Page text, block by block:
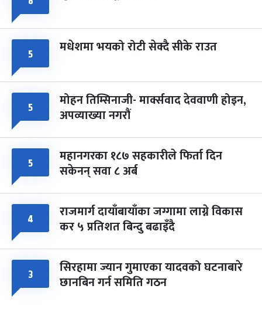
५ मधेशमा भयको रोटी सेक्दै सीके राउत
५ मोहन तिम्सिनाजी- मार्क्सवाद देववाणी होइन,
अपव्याख्या नगरौं
५ महानगरका १८७ सहकारीले फिर्ता दिन
सकेनन् सवा ८ अर्ब
४ राजमार्ग दायाँबायाँका जग्गामा लाग्ने विकास
कर ५ प्रतिशत बिन्दु बढाइँदै
३ सिरहामा ज्यान गुमाएका यादवको घटनाबारे
छानबिन गर्न समिति गठन